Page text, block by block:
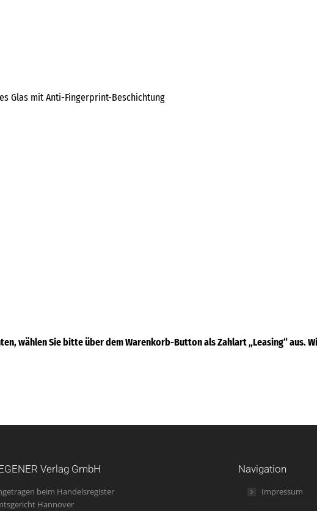
Glas mit Anti-Fingerprint-Beschichtung
wählen Sie bitte über dem Warenkorb-Button als Zahlart „Leasing“ aus.
Verlag GmbH
beim Handelsregister
Hannover
Navigation
Impressum